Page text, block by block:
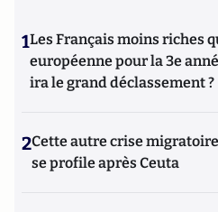
1Les Français moins riches
européenne pour la 3e
ira le grand déclassement ?
2Cette autre crise
se profile après Ceuta